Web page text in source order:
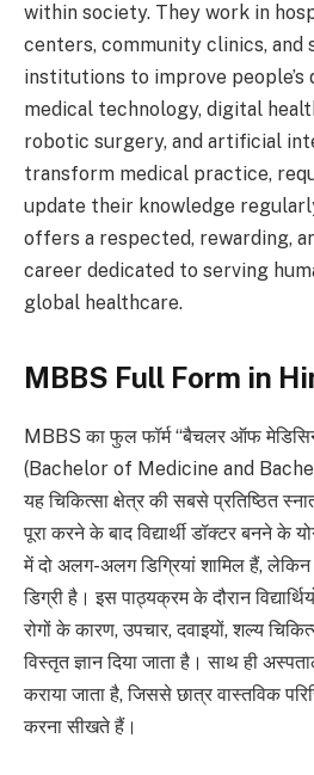
within society. They work in
centers, community clinics, and
institutions to improve
medical technology, digital
robotic surgery, and artificial
transform medical practice,
update their knowledge
offers a respected, rewarding,
career dedicated to serving
global healthcare.
MBBS Full Form in
MBBS का फुल फॉर्म “बैचलर ऑफ
(Bachelor of Medicine and
यह चिकित्सा क्षेत्र की सबसे प्रतिष्ठित
पूरा करने के बाद विद्यार्थी डॉक्टर बनने के
में दो अलग-अलग डिग्रियां शामिल हैं,
डिग्री है। इस पाठ्यक्रम के दौरान
रोगों के कारण, उपचार, दवाइयों, शल्य
विस्तृत ज्ञान दिया जाता है। साथ ही
कराया जाता है, जिससे छात्र वास्तविक
करना सीखते हैं।